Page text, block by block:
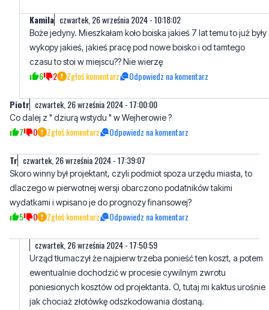
wyborami na pewno ktoś obieca że już niedługo.
11 0 Zgłoś komentarz Odpowiedz na komentarz
Kamila czwartek, 26 września 2024 - 10:18:02
Boże jedyny. Mieszkałam koło boiska jakieś 7 lat temu to już były
czasu to stoi w miejscu?? Nie wierzę
6 2 Zgłoś komentarz Odpowiedz na komentarz
Co dalej z " dziurą wstydu " w Wejherowie ?
7 0 Zgłoś komentarz Odpowiedz na komentarz
Tr czwartek, 26 września 2024 - 17:39:07
Skoro winny był projektant, czyli podmiot spoza urzędu miasta, to
wydatkami i wpisano je do prognozy finansowej?
0 Zgłoś komentarz Odpowiedz na komentarz
czwartek, 26 września 2024 - 17:50:59
Urząd tłumaczył że najpierw trzeba ponieść ten koszt, a potem